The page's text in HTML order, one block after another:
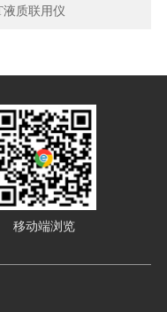
液质联用仪
移动端浏览